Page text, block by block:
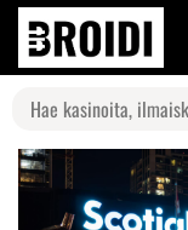
Search
for: